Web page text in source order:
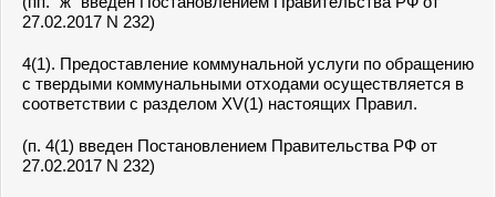
27.02.2017 N 232)
4(1). Предоставление коммунальной услуги по обращению
с твердыми коммунальными отходами осуществляется в
соответствии с разделом XV(1) настоящих Правил.
(п. 4(1) введен Постановлением Правительства РФ от
27.02.2017 N 232)